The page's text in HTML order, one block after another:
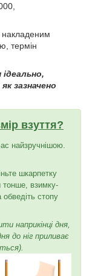
термін
зазначено
взуття?
найзручнішою.
шкарпетку
тонше, взимку-
стопу
наприкінці дня,
до ніг приливає